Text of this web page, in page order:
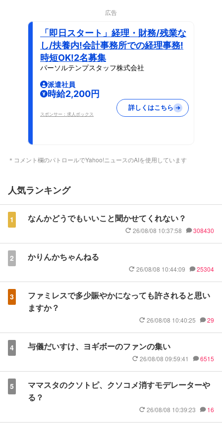
広告
「即日スタート」経理・財務/残業な
し/扶養内!会計事務所での経理事務!
時短OK!2名募集
パーソルテンプスタッフ株式会社
派遣社員
時給2,200円
スポンサー：求人ボックス
詳しくはこちら
＊コメント欄のパトロールでYahoo!ニュースのAIを使用しています
人気ランキング
1 なんかどうでもいいこと聞かせてくれない？
26/08/08 10:37:58 308430
2 かりんかちゃんねる
26/08/08 10:44:09 25304
3
ファミレスで多少賑やかになっても許されると思い
ますか？
26/08/08 10:40:25 29
4 与儀だいすけ、ヨギボーのファンの集い
26/08/08 09:59:41 6515
5
ママスタのクソトピ、クソコメ消すモデレーターや
る？
26/08/08 10:39:23 16